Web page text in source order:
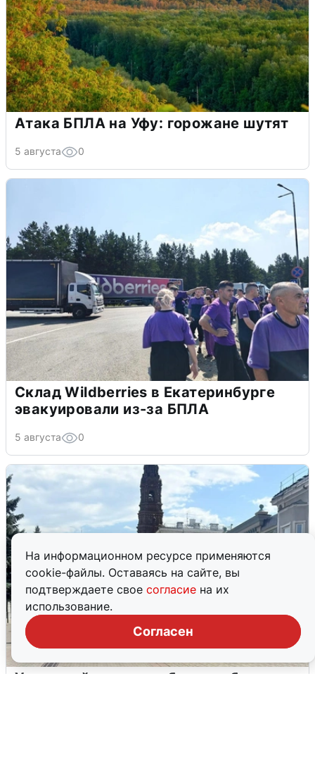
На информационном ресурсе применяются
cookie-файлы. Оставаясь на сайте, вы
подтверждаете свое согласие на их
использование.
Согласен
Атака БПЛА на Уфу: горожане шутят
5 августа 0
Склад Wildberries в Екатеринбурге
эвакуировали из-за БПЛА
5 августа 0
У соседей пожар и сбои: что было при